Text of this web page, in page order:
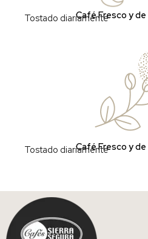
Café Fresco y
Tostado diariamente
Café Fresco y
Tostado diariamente